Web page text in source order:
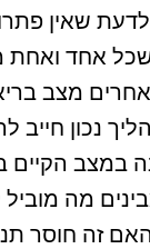
שאין
אחד ואחת
מצב
נכון חייב
במצב הקיים
מה
זה חוסר